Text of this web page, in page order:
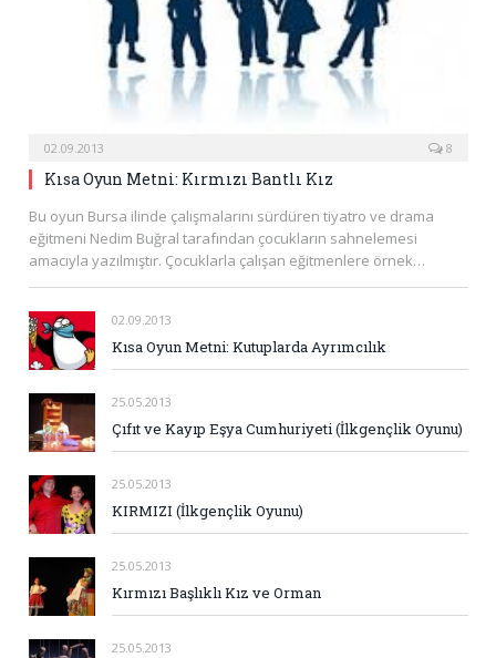
02.09.2013 8
Kısa Oyun Metni: Kırmızı Bantlı Kız
Bu oyun Bursa ilinde çalışmalarını sürdüren tiyatro ve drama
eğitmeni Nedim Buğral tarafından çocukların sahnelemesi
amacıyla yazılmıştır. Çocuklarla çalışan eğitmenlere örnek…
02.09.2013
Kısa Oyun Metni: Kutuplarda Ayrımcılık
25.05.2013
Çıfıt ve Kayıp Eşya Cumhuriyeti (İlkgençlik Oyunu)
25.05.2013
KIRMIZI (İlkgençlik Oyunu)
25.05.2013
Kırmızı Başlıklı Kız ve Orman
25.05.2013